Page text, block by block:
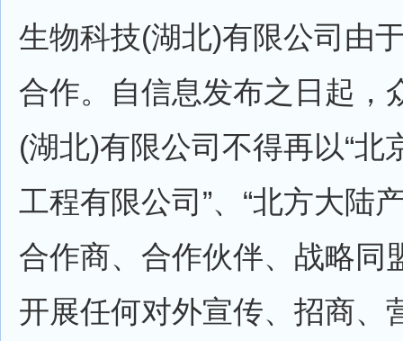
生物科技(湖北)有限公司由
合作。自信息发布之日起，
(湖北)有限公司不得再以“北
工程有限公司”、“北方大陆
合作商、合作伙伴、战略同
开展任何对外宣传、招商、